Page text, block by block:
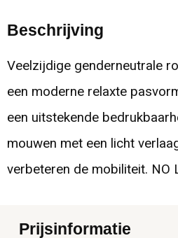
Beschrijving
Veelzijdige genderneutrale
een moderne relaxte
een uitstekende
mouwen met een licht
verbeteren de mobiliteit. NO
Prijsinformatie